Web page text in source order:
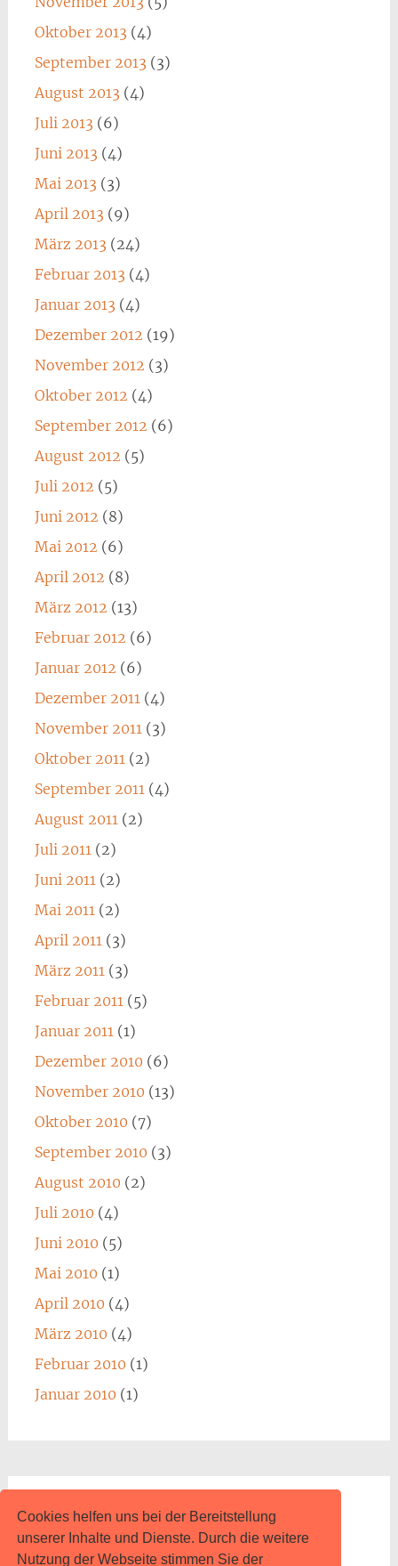
Cookies helfen uns bei der Bereitstellung
unserer Inhalte und Dienste. Durch die weitere
Nutzung der Webseite stimmen Sie der
Oktober 2013 (4)
September 2013 (3)
August 2013 (4)
Juli 2013 (6)
Juni 2013 (4)
Mai 2013 (3)
April 2013 (9)
März 2013 (24)
Februar 2013 (4)
Januar 2013 (4)
Dezember 2012 (19)
November 2012 (3)
Oktober 2012 (4)
September 2012 (6)
August 2012 (5)
Juli 2012 (5)
Juni 2012 (8)
Mai 2012 (6)
April 2012 (8)
März 2012 (13)
Februar 2012 (6)
Januar 2012 (6)
Dezember 2011(4)
November 2011(3)
Oktober 2011(2)
September 2011(4)
August 2011(2)
Juli 2011(2)
Juni 2011(2)
Mai 2011(2)
April 2011(3)
März 2011(3)
Februar 2011(5)
Januar 2011(1)
Dezember 2010 (6)
November 2010 (13)
Oktober 2010 (7)
September 2010 (3)
August 2010 (2)
Juli 2010 (4)
Juni 2010 (5)
Mai 2010 (1)
April 2010 (4)
März 2010 (4)
Februar 2010 (1)
Januar 2010 (1)
Impressum
www.content.de